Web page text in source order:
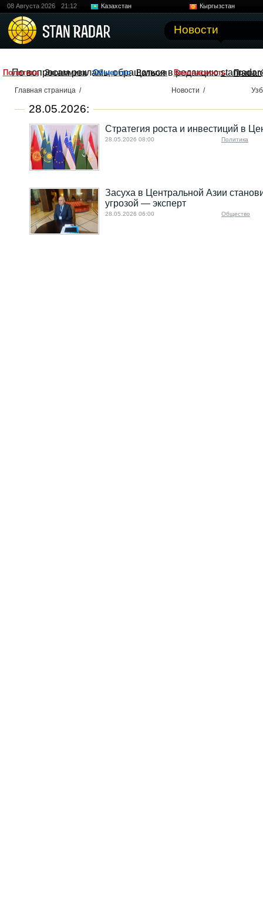
08 Августа 2026 21:12 Казахстан
Кыргызстан
Новости
Политика Экономика Общество Религия Безопасность
По вопросам рекламы обращаться в редакцию
Главная страница / Новости /
28.05.2026:
Стратегия роста и инвестиций в
28.05.2026 08:00 Политика
Засуха в Центральной Азии
угрозой — эксперт
28.05.2026 06:00 Общество